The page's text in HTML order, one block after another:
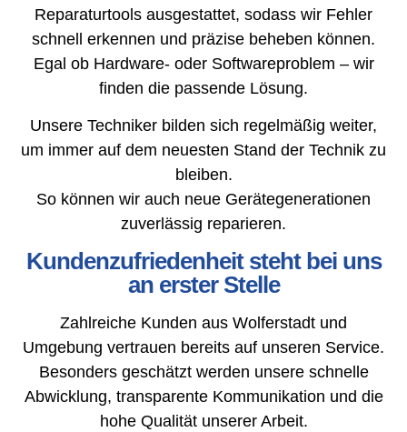
Reparaturtools ausgestattet, sodass wir Fehler
schnell erkennen und präzise beheben können.
Egal ob Hardware- oder Softwareproblem – wir
finden die passende Lösung.
Unsere Techniker bilden sich regelmäßig weiter,
um immer auf dem neuesten Stand der Technik zu
bleiben.
So können wir auch neue Gerätegenerationen
zuverlässig reparieren.
Kundenzufriedenheit steht bei uns
an erster Stelle
Zahlreiche Kunden aus Wolferstadt und
Umgebung vertrauen bereits auf unseren Service.
Besonders geschätzt werden unsere schnelle
Abwicklung, transparente Kommunikation und die
hohe Qualität unserer Arbeit.